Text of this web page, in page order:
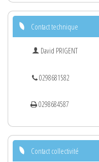
Contact technique
David PRIGENT
0298681582
0298684587
Contact collectivité